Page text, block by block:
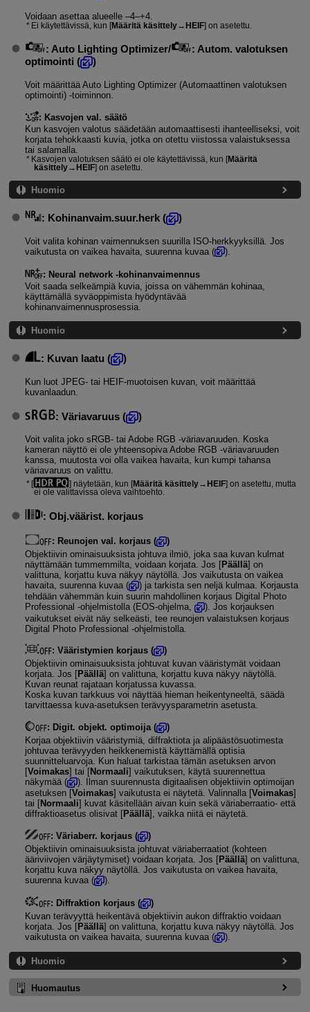
Voidaan asettaa alueelle –4–+4.
Ei käytettävissä, kun [Määritä käsittely→HEIF] on asetettu.
: Auto Lighting Optimizer/
: Autom. valotuksen
optimointi ( )
Voit määrittää Auto Lighting Optimizer (Automaattinen valotuksen
optimointi) ‑toiminnon.
: Kasvojen val. säätö
Kun kasvojen valotus säädetään automaattisesti ihanteelliseksi, voit
korjata tehokkaasti kuvia, jotka on otettu viistossa valaistuksessa
tai salamalla.
Kasvojen valotuksen säätö ei ole käytettävissä, kun [Määritä
käsittely→HEIF] on asetettu.
Huomio
: Kohinanvaim.suur.herk( )
Voit valita kohinan vaimennuksen suurilla ISO-herkkyyksillä. Jos
vaikutusta on vaikea havaita, suurenna kuvaa (
).
: Neural network ‑kohinanvaimennus
Voit saada selkeämpiä kuvia, joissa on vähemmän kohinaa,
käyttämällä syväoppimista hyödyntävää
kohinanvaimennusprosessia.
Huomio
: Kuvan laatu ( )
Kun luot JPEG- tai HEIF-muotoisen kuvan, voit määrittää
kuvanlaadun.
: Väriavaruus( )
Voit valita joko sRGB- tai Adobe RGB ‑väriavaruuden. Koska
kameran näyttö ei ole yhteensopiva Adobe RGB ‑väriavaruuden
kanssa, muutosta voi olla vaikea havaita, kun kumpi tahansa
väriavaruus on valittu.
[ ] näytetään, kun [ Määritä käsittely→HEIF ] on asetettu, mutta
ei ole valittavissa oleva vaihtoehto.
: Obj.väärist. korjaus
: Reunojen val. korjaus(
)
Objektiivin ominaisuuksista johtuva ilmiö, joka saa kuvan kulmat
näyttämään tummemmilta, voidaan korjata. Jos [Päällä] on
valittuna, korjattu kuva näkyy näytöllä. Jos vaikutusta on vaikea
havaita, suurenna kuvaa (
) ja tarkista sen neljä kulmaa. Korjausta
tehdään vähemmän kuin suurin mahdollinen korjaus Digital Photo
Professional ‑ohjelmistolla (EOS-ohjelma,
). Jos korjauksen
vaikutukset eivät näy selkeästi, tee reunojen valaistuksen korjaus
Digital Photo Professional ‑ohjelmistolla.
: Vääristymien korjaus(
)
Objektiivin ominaisuuksista johtuvat kuvan vääristymät voidaan
korjata. Jos [Päällä] on valittuna, korjattu kuva näkyy näytöllä.
Kuvan reunat rajataan korjatussa kuvassa.
Koska kuvan tarkkuus voi näyttää hieman heikentyneeltä, säädä
tarvittaessa kuva-asetuksen terävyysparametrin asetusta.
: Digit. objekt. optimoija(
)
Korjaa objektiivin vääristymiä, diffraktiota ja alipäästösuotimesta
johtuvaa terävyyden heikkenemistä käyttämällä optisia
suunnitteluarvoja. Kun haluat tarkistaa tämän asetuksen arvon
[Voimakas] tai [Normaali] vaikutuksen, käytä suurennettua
näkymää (
). Ilman suurennusta digitaalisen objektiivin optimoijan
asetuksen [Voimakas] vaikutusta ei näytetä. Valinnalla [Voimakas]
tai [Normaali] kuvat käsitellään aivan kuin sekä väriaberraatio- että
diffraktioasetus olisivat [Päällä], vaikka niitä ei näytetä.
: Väriaberr. korjaus(
)
Objektiivin ominaisuuksista johtuvat väriaberraatiot (kohteen
ääriviivojen värjäytymiset) voidaan korjata. Jos [Päällä] on valittuna,
korjattu kuva näkyy näytöllä. Jos vaikutusta on vaikea havaita,
suurenna kuvaa (
).
: Diffraktion korjaus(
)
Kuvan terävyyttä heikentävä objektiivin aukon diffraktio voidaan
korjata. Jos [Päällä] on valittuna, korjattu kuva näkyy näytöllä. Jos
vaikutusta on vaikea havaita, suurenna kuvaa (
).
Huomio
Huomautus